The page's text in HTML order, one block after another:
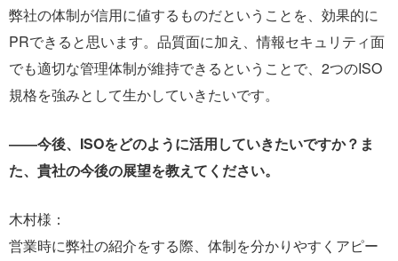
弊社の体制が信用に値するものだということを、効果的に
PRできると思います。品質面に加え、情報セキュリティ面
でも適切な管理体制が維持できるということで、2つのISO
規格を強みとして生かしていきたいです。
――今後、ISOをどのように活用していきたいですか？ま
た、貴社の今後の展望を教えてください。
木村様：
営業時に弊社の紹介をする際、体制を分かりやすくアピー